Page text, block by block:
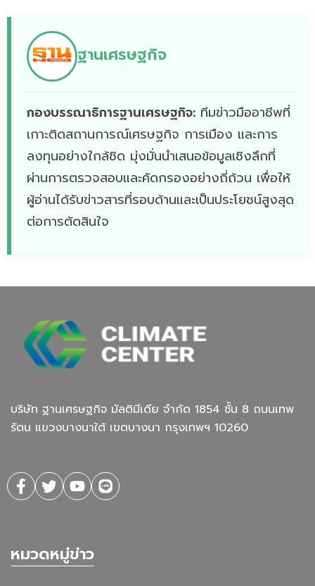
ฐานเศรษฐกิจ
กองบรรณาธิการฐานเศรษฐกิจ: ทีมข่าวมืออาชีพที่
เกาะติดสถานการณ์เศรษฐกิจ การเมือง และการ
ลงทุนอย่างใกล้ชิด มุ่งมั่นนำเสนอข้อมูลเชิงลึกที่
ผ่านการตรวจสอบและคัดกรองอย่างถี่ถ้วน เพื่อให้
ผู้อ่านได้รับข่าวสารที่รอบด้านและเป็นประโยชน์สูงสุด
ต่อการตัดสินใจ
บริษัท ฐานเศรษฐกิจ มัลติมีเดีย จํากัด 1854 ชั้น 8 ถนนเทพ
รัตน แขวงบางนาใต้ เขตบางนา กรุงเทพฯ 10260
หมวดหมู่ข่าว